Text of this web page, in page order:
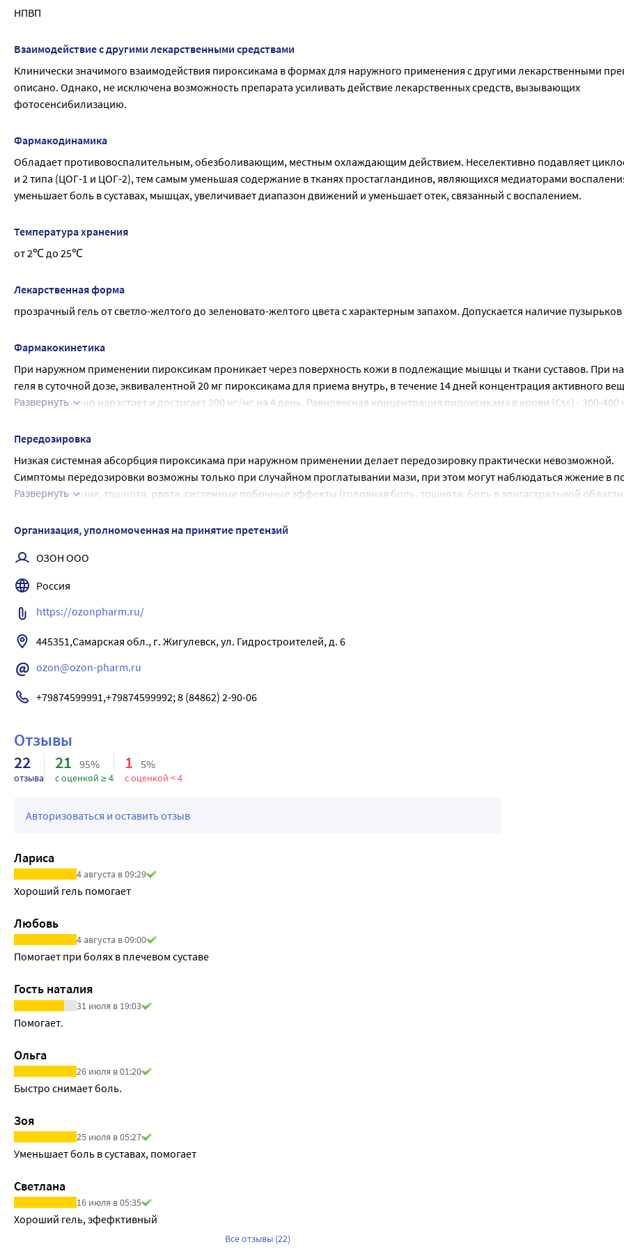
Грудное вскармливание
Фертильность
На основании механизма действия использование НПВП, в том числе пироксикама, может вызвать задержку или
овуляцию яичников, что может привести к снижению фертильности. Женщинам, планирующим беременность или
лечение от бесплодия не рекомендуется применение препарата.
НПВП
Взаимодействие с другими лекарственными средствами
Клинически значимого взаимодействия пироксикама в формах для наружного применения с другими лекарственными
описано. Однако, не исключена возможность препарата усиливать действие лекарственных средств, вызывающих
фотосенсибилизацию.
Фармакодинамика
Обладает противовоспалительным, обезболивающим, местным охлаждающим действием. Неселективно подавляет
и 2 типа (ЦОГ-1 и ЦОГ-2), тем самым уменьшая содержание в тканях простагландинов, являющихся медиаторами
уменьшает боль в суставах, мышцах, увеличивает диапазон движений и уменьшает отек, связанный с воспалением.
Температура хранения
от 2℃ до 25℃
Лекарственная форма
прозрачный гель от светло-желтого до зеленовато-желтого цвета с характерным запахом. Допускается наличие пузырьков
Фармакокинетика
При наружном применении пироксикам проникает через поверхность кожи в подлежащие мышцы и ткани суставов. При
геля в суточной дозе, эквивалентной 20 мг пироксикама для приема внутрь, в течение 14 дней концентрация активного
крови медленно нарастает и достигает 200 нг/мг на 4 день. Равновесная концентрация пироксикама в крови (Css) - 300-400
формах внутрь. Период полувыведения пироксикама из сыворотки составляет примерно 50 часов.
Развернуть
Передозировка
Низкая системная абсорбция пироксикама при наружном применении делает передозировку практически невозможной.
Симптомы передозировки возможны только при случайном проглатывании мази, при этом могут наблюдаться жжение в
слюноотделение, тошнота, рвота, системные побочные эффекты (головная боль, тошнота, боль в эпигастральной
промывание полости рта и желудка; при необходимости назначают симптоматическое лечение. Гемодиализ неэффективен.
Развернуть
Организация, уполномоченная на принятие претензий
ОЗОН ООО
Россия
https://ozonpharm.ru/
445351,Самарская обл., г. Жигулевск, ул. Гидростроителей, д. 6
ozon@ozon-pharm.ru
+79874599991,+79874599992; 8 (84862) 2-90-06
Отзывы
22
отзыва
21 95%
с оценкой ≥ 4
1 5%
с оценкой < 4
Авторизоваться и оставить отзыв
Лариса
4 августа в 09:29
Хороший гель помогает
Любовь
4 августа в 09:00
Помогает при болях в плечевом суставе
Гость наталия
31 июля в 19:03
Помогает.
Ольга
26 июля в 01:20
Быстро снимает боль.
Зоя
25 июля в 05:27
Уменьшает боль в суставах, помогает
Светлана
16 июля в 05:35
Хороший гель, эфефктивный
Все отзывы (22)